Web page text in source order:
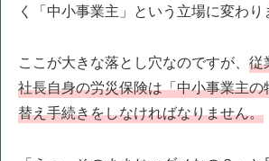
く「中小事業主」という立場に変わり
ここが大きな落とし穴なのですが、 従
社長自身の労災保険は「中小事業主
替え手続きをしなければなりません。